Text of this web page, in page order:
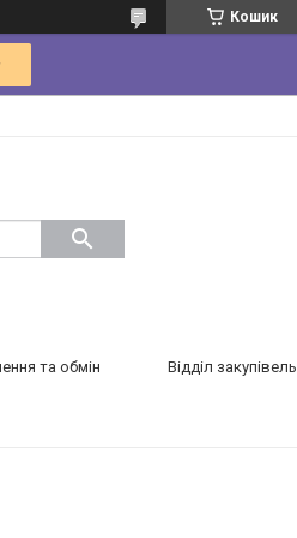
Кошик
та обмін Відділ закупівель